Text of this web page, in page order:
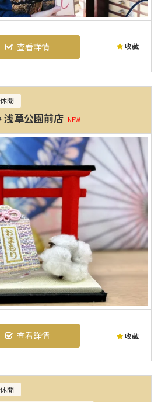
收藏
查看詳情
閒
收藏
浅草公園前店 NEW
查看詳情
閒